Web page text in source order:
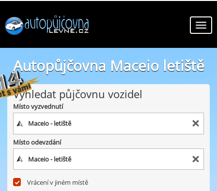
Autopůjčovna Maceio letiště
online autopůjčovny ve městě Maceio letiště
Vyhledat půjčovnu vozidel
Místo vyzvednutí
Místo odevzdání
Vrácení v jiném místě